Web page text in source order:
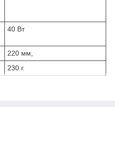
40 Вт
220 мм,
230 г.